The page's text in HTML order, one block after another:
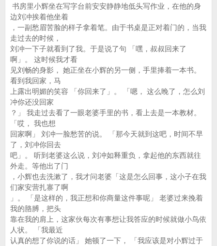
书房里小辉坐在写字台前安安静静地低头写作业，在他的身
边刘冲挨着他坐着
，一副愁眉苦脸的样子拿着笔。由于书桌是正对着门的，当我
走过去的时候，
刘冲一下子就看到了我。于是说了句 「嘿，叔叔回来了
啊」。 这时候我才看
见刘畅的身影， 她正坐在小辉的另一侧，手里捧着一本书。
看到我回家，马
上露出明媚的笑容 「你回来了」。 「嗯， 这么晚了，怎么刘
冲你还没回家
？」 我走过去看了一眼老婆手里的书，看上去是一本教材。
「哎， 我也想
回家啊」 刘冲一脸愁苦的说。 「那今天就到这吧，时间不早
了，刘冲你回去
吧」。 听到老婆这么说，刘冲如释重负，拿起他的东西就往
外走。等他出了门
，小辉也去洗漱了，我才问老婆「这是怎么回事，这小子在我
们家安营扎寨了啊
」。 「是这样的，我正想和你商量这件事呢」 老婆过来挽着
我的胳膊，把头
靠在我的肩上，这家伙每次有事想让我答应的时候就做小鸟依
人状。 「我最近
认真的想了你说的话」 她顿了一下， 「我应该是对小辉过于